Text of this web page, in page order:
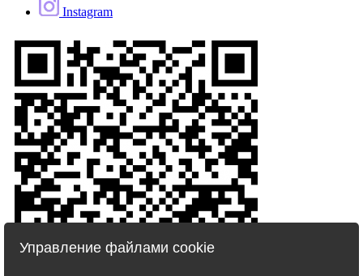
Управление файлами cookie
Instagram